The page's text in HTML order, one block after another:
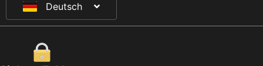
Deutsch
日本語